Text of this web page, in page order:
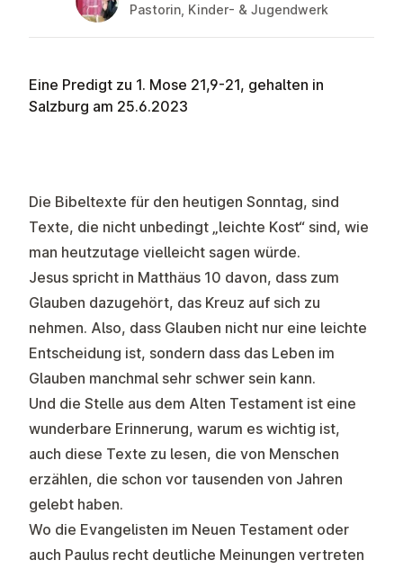
Pastorin, Kinder- & Jugendwerk
Eine Predigt zu 1. Mose 21,9-21, gehalten in
Salzburg am 25.6.2023
Die Bibeltexte für den heutigen Sonntag, sind
Texte, die nicht unbedingt „leichte Kost“ sind, wie
man heutzutage vielleicht sagen würde.
Jesus spricht in Matthäus 10 davon, dass zum
Glauben dazugehört, das Kreuz auf sich zu
nehmen. Also, dass Glauben nicht nur eine leichte
Entscheidung ist, sondern dass das Leben im
Glauben manchmal sehr schwer sein kann.
Und die Stelle aus dem Alten Testament ist eine
wunderbare Erinnerung, warum es wichtig ist,
auch diese Texte zu lesen, die von Menschen
erzählen, die schon vor tausenden von Jahren
gelebt haben.
Wo die Evangelisten im Neuen Testament oder
auch Paulus recht deutliche Meinungen vertreten